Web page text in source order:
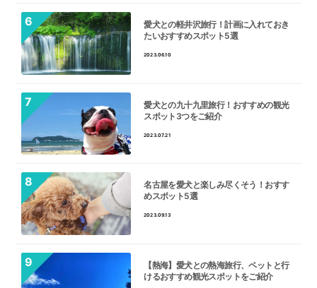
愛犬との軽井沢旅行！計画に入れておき
たいおすすめスポット5選
2023.06.10
愛犬との九十九里旅行！おすすめの観光
スポット3つをご紹介
2023.07.21
名古屋を愛犬と楽しみ尽くそう！おすす
めスポット5選
2023.09.13
【熱海】愛犬との熱海旅行、ペットと行
けるおすすめ観光スポットをご紹介